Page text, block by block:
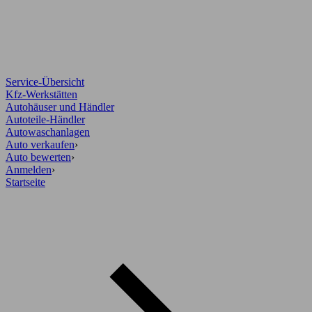
Service-Übersicht
Kfz-Werkstätten
Autohäuser und Händler
Autoteile-Händler
Autowaschanlagen
Auto verkaufen›
Auto bewerten›
Anmelden›
Startseite